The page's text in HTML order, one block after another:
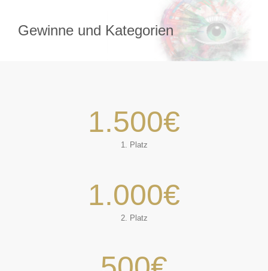
springenGewinne und Kategorien
1.500€
1. Platz
1.000€
2. Platz